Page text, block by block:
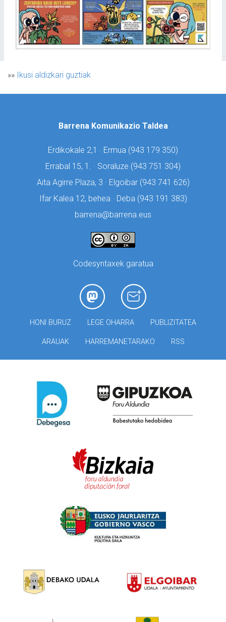
»» Ikusi aldizkari guztiak
Barrena Komunikazio Taldea
Erdikokale 2,1 · Ermua (943 179 350)
Errabal 15, 1. · Soraluze (943 751 304)
Aita Agirre Plaza, 3 · Elgoibar (943 741 626)
Ifar Kalea 12, behea · Deba (943 191 383)
barrena@barrena.eus
Codesyntaxek garatua
HONI BURUZ LEGE OHARRA PUBLIZITATEA
ARAUAK HARREMANETARAKO RSS